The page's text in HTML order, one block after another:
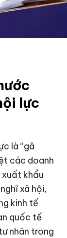
lực
là “gã
các doanh
xuất khẩu
xã hội,
kinh tế
quốc tế
nhân trong